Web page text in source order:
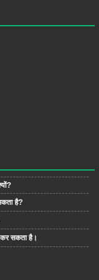
है?
कर सकता है।